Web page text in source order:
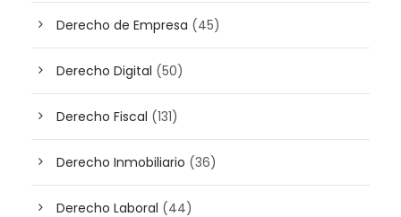
Derecho de Empresa (45)
Derecho Digital (50)
Derecho Fiscal (131)
Derecho Inmobiliario (36)
Derecho Laboral (44)